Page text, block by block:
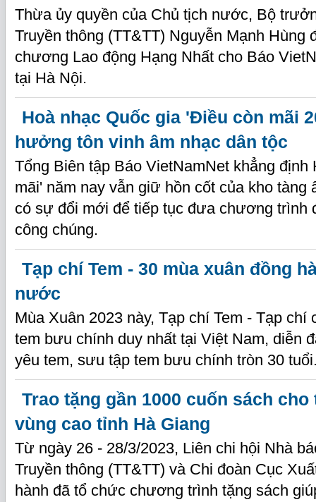
Thừa ủy quyền của Chủ tịch nước, Bộ
Truyền thông (TT&TT) Nguyễn Mạnh Hùng
chương Lao động Hạng Nhất cho Báo
tại Hà Nội.
Hoà nhạc Quốc gia 'Điều còn mãi
hưởng tôn vinh âm nhạc dân tộc
Tổng Biên tập Báo VietNamNet khẳng
mãi' năm nay vẫn giữ hồn cốt của kho tàng
có sự đổi mới để tiếp tục đưa chương trình
công chúng.
Tạp chí Tem - 30 mùa xuân đồng
nước
Mùa Xuân 2023 này, Tạp chí Tem - Tạp chí
tem bưu chính duy nhất tại Việt Nam, diễn
yêu tem, sưu tập tem bưu chính tròn 30
Trao tặng gần 1000 cuốn sách
vùng cao tỉnh Hà Giang
Từ ngày 26 - 28/3/2023, Liên chi hội Nhà
Truyền thông (TT&TT) và Chi đoàn Cục
hành đã tổ chức chương trình tặng sách